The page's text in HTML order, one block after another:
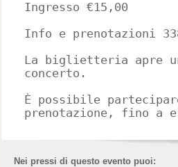
Ingresso €15,00
Info e prenotazioni
La biglietteria apre
concerto.
È possibile
prenotazione, fino a
Nei pressi di questo evento puoi: